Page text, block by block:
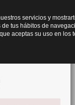
servicios y
tus hábitos de
aceptas su uso en los